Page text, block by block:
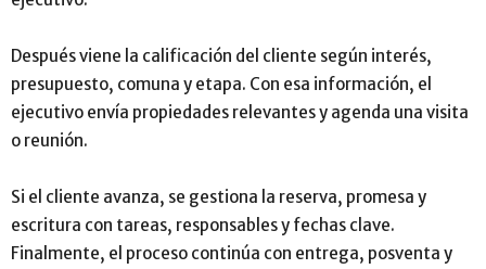
Después viene la calificación del cliente según interés,
presupuesto, comuna y etapa. Con esa información, el
ejecutivo envía propiedades relevantes y agenda una visita
o reunión.
Si el cliente avanza, se gestiona la reserva, promesa y
escritura con tareas, responsables y fechas clave.
Finalmente, el proceso continúa con entrega, posventa y